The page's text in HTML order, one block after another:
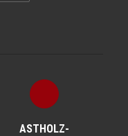
ASTHOLZ­